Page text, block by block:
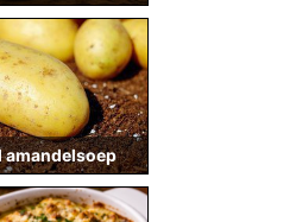
amandelsoep